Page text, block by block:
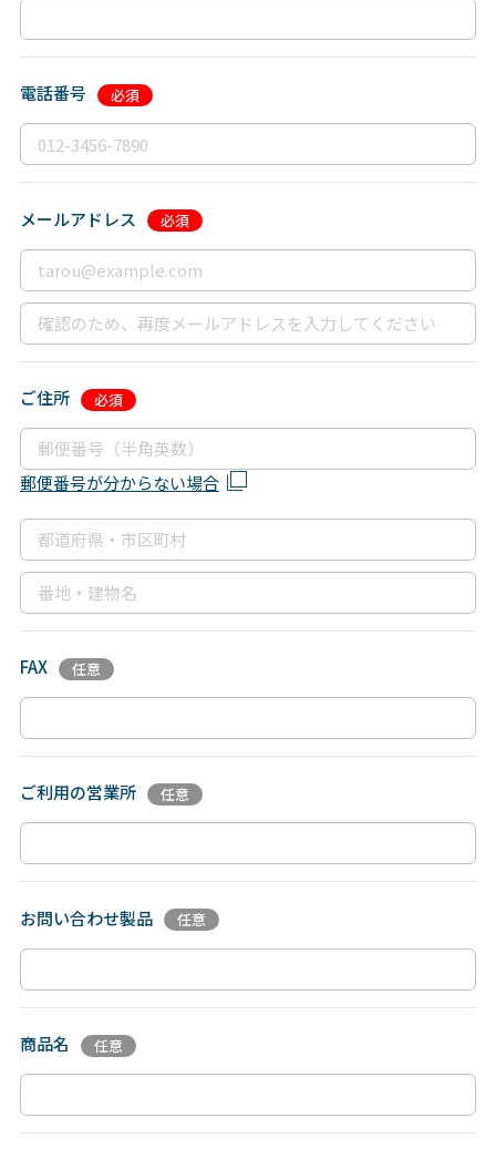
電話番号
メールアドレス
ご住所
郵便番号が分からない場合
FAX
ご利用の営業所
お問い合わせ製品
商品名